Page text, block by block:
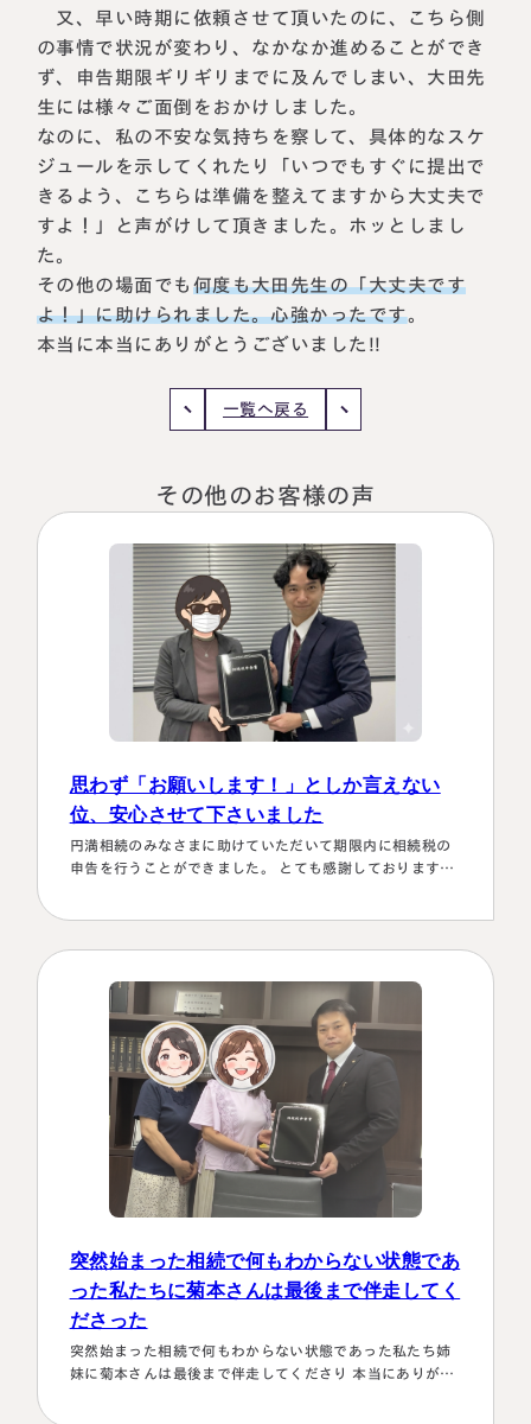
選ばれる理由
税理士紹介
法人情報
大阪事務所
〒530-0017
大阪府大阪市北区角田町8番47号
阪急グランドビル20階
Access
名古屋事務所
知県名古屋市中村区名駅三丁目28
名古屋ビルヂング25階
大宮事務所
〒330-0854
埼玉県さいたま市大宮区桜木町一丁目
195番地1
大宮ソラミチKOZ4階
Access
相続について学ぶ
相続コラム
セミナー
円満相続ちゃんねる
円満相続塾（受講生募集中）
又、早い時期に依頼させて頂いたのに、こちら側
の事情で状況が変わり、なかなか進めることができ
ず、申告期限ギリギリまでに及んでしまい、大田先
生には様々ご面倒をおかけしました。
なのに、私の不安な気持ちを察して、具体的なスケ
ジュールを示してくれたり「いつでもすぐに提出で
きるよう、こちらは準備を整えてますから大丈夫で
すよ！」と声がけして頂きました。ホッとしまし
た。
その他の場面でも 何度も大田先生の「大丈夫です
よ！」に助けられました。心強かったです。
本当に本当にありがとうございました!!
一覧へ戻る
その他のお客様の声
思わず「お願いします！」としか言えない
位、安心させて下さいました
円満相続のみなさまに助けていただいて期限内に相続税の
申告を行うことができました。 とても感謝しております。
い！！と、私も思わず「お願いします！」としか言えない
突然始まった相続で何もわからない状態であ
った私たちに菊本さんは最後まで伴走してく
ださった
突然始まった相続で何もわからない状態であった私たち姉
妹に菊本さんは最後まで伴走してくださり 本当にありがた